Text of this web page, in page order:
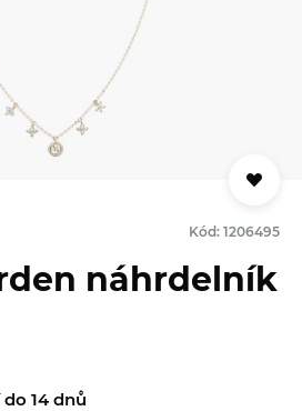
Kód: 1206495
náhrdelník
14 dnů